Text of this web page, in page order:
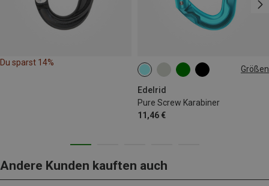
Du sparst 14%
Größen
Edelrid
Pure Screw Karabiner
11,46 €
000
Andere Kunden kauften auch